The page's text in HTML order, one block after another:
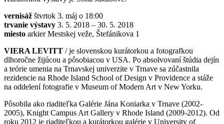
vernisáž štvrtok 3. máj o 18:00
trvanie výstavy 3. 5. 2018 – 30. 5. 2018
miesto arkier Mestskej veže, Štefánikova 1
VIERA LEVITT / je slovenskou kurátorkou a fotografkou
dlhoročne žijúcou a pôsobiacou v USA. Po absolvovaní štúdia dejín
a teórie umenia na Trnavskej univerzite v Trnave sa zúčastnila
rezidencie na Rhode Island School of Design v Providence a stáže
na oddelení fotografie v Museum of Modern Art v New Yorku.
Pôsobila ako riaditeľka Galérie Jána Koniarka v Trnave (2002-
2005), Knight Campus Art Gallery v Rhode Island (2009-2012). Od
roku 2012 je riaditeľkou a kurátorkou galérie v University of